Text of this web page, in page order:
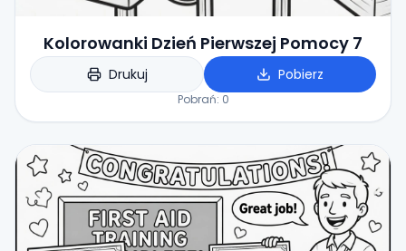
Kolorowanki Dzień Pierwszej Pomocy 7
Drukuj Pobierz
Pobrań: 0